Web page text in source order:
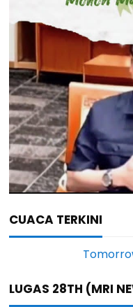
CUACA TERKINI
LUGAS 28TH (MRI